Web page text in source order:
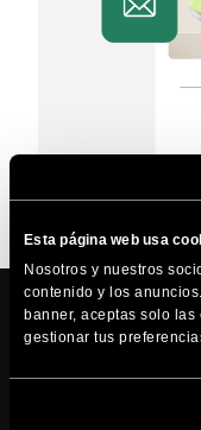
Esta página web usa
Nosotros y nuestros
contenido y los
banner, aceptas solo
gestionar tus
Protege